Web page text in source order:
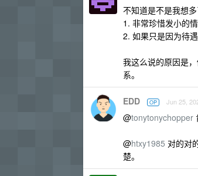
不知道是不是我想
1. 非常珍惜发小的情
2. 如果只是因为待
我这么说的原因是
系。
EDD OP Jun 25,
@tonytonychopper
@htxy1985 对的对
楚。